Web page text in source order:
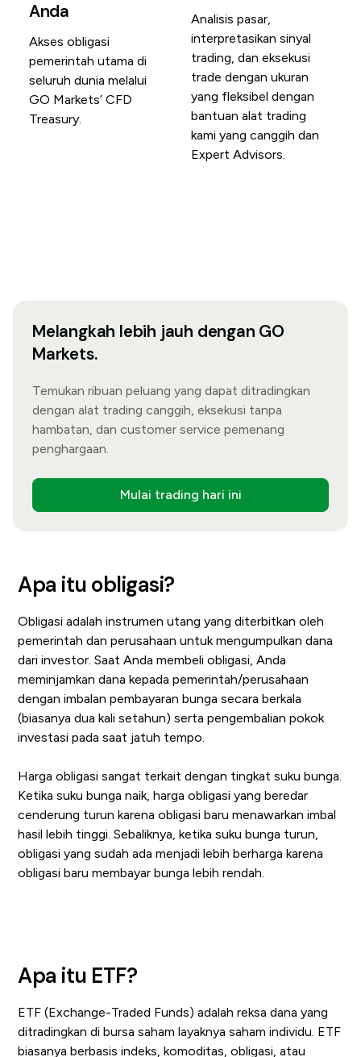
Anda
Akses obligasi
pemerintah utama di
seluruh dunia melalui
GO Markets’ CFD
Treasury.
Analisis pasar,
interpretasikan sinyal
trading, dan eksekusi
trade dengan ukuran
yang fleksibel dengan
bantuan alat trading
kami yang canggih dan
Expert Advisors.
Melangkah lebih jauh dengan GO
Markets.
Temukan ribuan peluang yang dapat ditradingkan
dengan alat trading canggih, eksekusi tanpa
hambatan, dan customer service pemenang
penghargaan.
Mulai trading hari ini
Apa itu obligasi?
Obligasi adalah instrumen utang yang diterbitkan oleh
pemerintah dan perusahaan untuk mengumpulkan dana
dari investor. Saat Anda membeli obligasi, Anda
meminjamkan dana kepada pemerintah/perusahaan
dengan imbalan pembayaran bunga secara berkala
(biasanya dua kali setahun) serta pengembalian pokok
investasi pada saat jatuh tempo.
Harga obligasi sangat terkait dengan tingkat suku bunga.
Ketika suku bunga naik, harga obligasi yang beredar
cenderung turun karena obligasi baru menawarkan imbal
hasil lebih tinggi. Sebaliknya, ketika suku bunga turun,
obligasi yang sudah ada menjadi lebih berharga karena
obligasi baru membayar bunga lebih rendah.
Apa itu ETF?
ETF (Exchange-Traded Funds) adalah reksa dana yang
ditradingkan di bursa saham layaknya saham individu. ETF
biasanya berbasis indeks, komoditas, obligasi, atau